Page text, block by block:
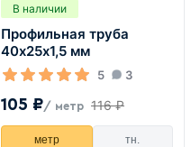
В наличии
Профильная труба
40х25х1,5 мм
5 3
105 ₽/ метр 116 ₽
метр тн.